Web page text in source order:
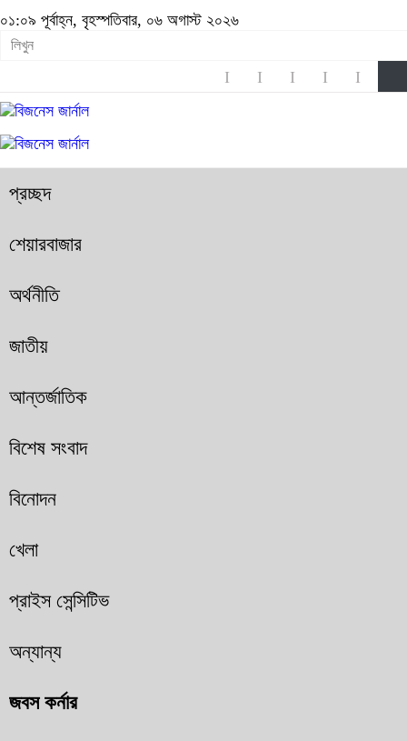
০১:০৯ পূর্বাহ্ন, বৃহস্পতিবার, ০৬ অগাস্ট ২০২৬
প্রচ্ছদ
শেয়ারবাজার
অর্থনীতি
জাতীয়
আন্তর্জাতিক
বিশেষ সংবাদ
বিনোদন
খেলা
প্রাইস সেন্সিটিভ
অন্যান্য
জবস কর্নার